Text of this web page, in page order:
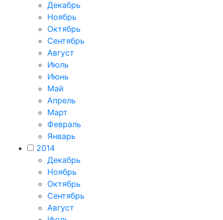
Декабрь
Ноябрь
Октябрь
Сентябрь
Август
Июль
Июнь
Май
Апрель
Март
Февраль
Январь
2014
Декабрь
Ноябрь
Октябрь
Сентябрь
Август